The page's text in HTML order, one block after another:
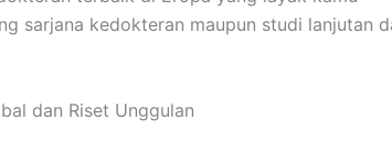
sarjana kedokteran maupun studi lanjutan
dan Riset Unggulan